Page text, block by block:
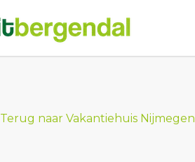
Terug naar Vakantiehuis Nijmegen